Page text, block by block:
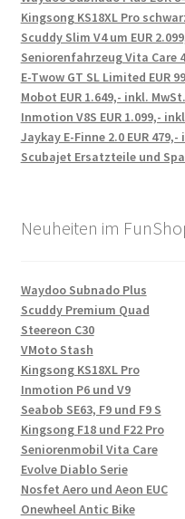
Kingsong KS18XL Pro
Scuddy Slim V4 um EUR
Seniorenfahrzeug Vita Care
E-Twow GT SL Limited EUR
Mobot EUR 1.649,- inkl. MwSt.
Inmotion V8S EUR 1.099,-
Jaykay E-Finne 2.0 EUR
Scubajet Ersatzteile und
Neuheiten im
Waydoo Subnado Plus
Scuddy Premium Quad
Steereon C30
VMoto Stash
Kingsong KS18XL Pro
Inmotion P6 und V9
Seabob SE63, F9 und F9 S
Kingsong F18 und F22 Pro
Seniorenmobil Vita Care
Evolve Diablo Serie
Nosfet Aero und Aeon EUC
Onewheel Antic Bike